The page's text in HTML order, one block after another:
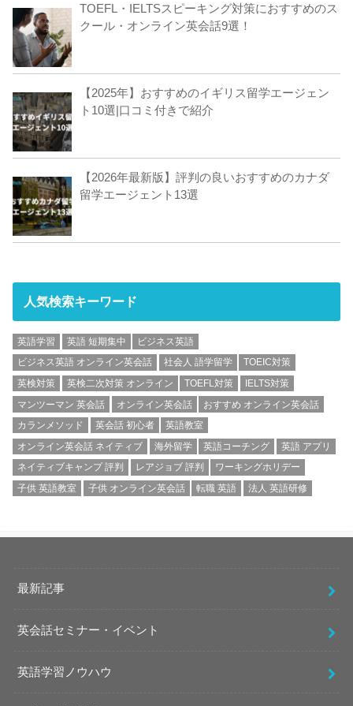
TOEFL・IELTSスピーキング対策におすすめのス
クール・オンライン英会話9選！
【2025年】おすすめのイギリス留学エージェン
ト10選|口コミ付きで紹介
【2026年最新版】評判の良いおすすめのカナダ
留学エージェント13選
人気検索キーワード
英語学習 英語 短期集中
ビジネス英語
ビジネス英語 オンライン英会話
社会人 語学留学
TOEIC対策
英検対策
英検二次対策 オンライン TOEFL対策
IELTS対策
マンツーマン 英会話
オンライン英会話
おすすめ オンライン英会話
カランメソッド
英会話 初心者
英語教室
オンライン英会話 ネイティブ
海外留学 英語コーチング
英語 アプリ
ネイティブキャンプ 評判
レアジョブ 評判
ワーキングホリデー
子供 英語教室
子供 オンライン英会話 転職 英語 法人 英語研修
最新記事
英会話セミナー・イベント
英語学習ノウハウ